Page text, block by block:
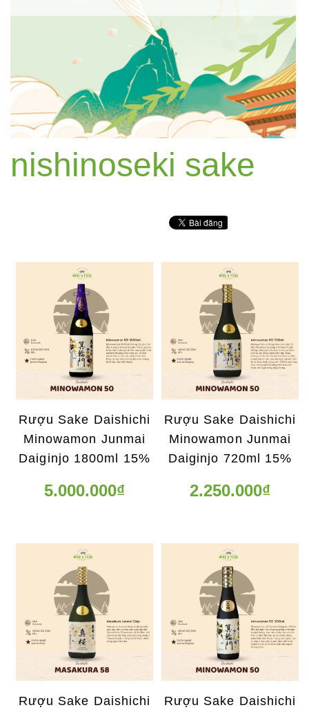
nishinoseki sake
Rượu Sake Daishichi
Minowamon Junmai
Daiginjo 1800ml 15%
5.000.000₫
Rượu Sake Daishichi
Minowamon Junmai
Daiginjo 720ml 15%
2.250.000₫
Rượu Sake Daishichi Rượu Sake Daishichi